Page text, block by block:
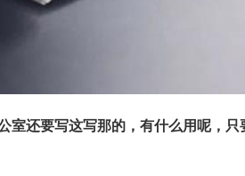
还要写这写那的，有什么用呢，